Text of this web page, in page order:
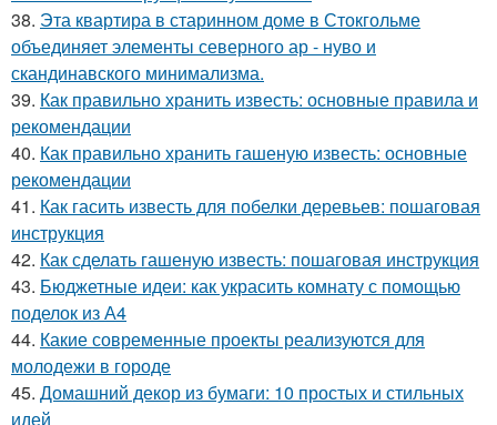
38. Эта квартира в старинном доме в Стокгольме
объединяет элементы северного ар - нуво и
скандинавского минимализма.
39. Как правильно хранить известь: основные правила и
рекомендации
40. Как правильно хранить гашеную известь: основные
рекомендации
41. Как гасить известь для побелки деревьев: пошаговая
инструкция
42. Как сделать гашеную известь: пошаговая инструкция
43. Бюджетные идеи: как украсить комнату с помощью
поделок из А4
44. Какие современные проекты реализуются для
молодежи в городе
45. Домашний декор из бумаги: 10 простых и стильных
идей